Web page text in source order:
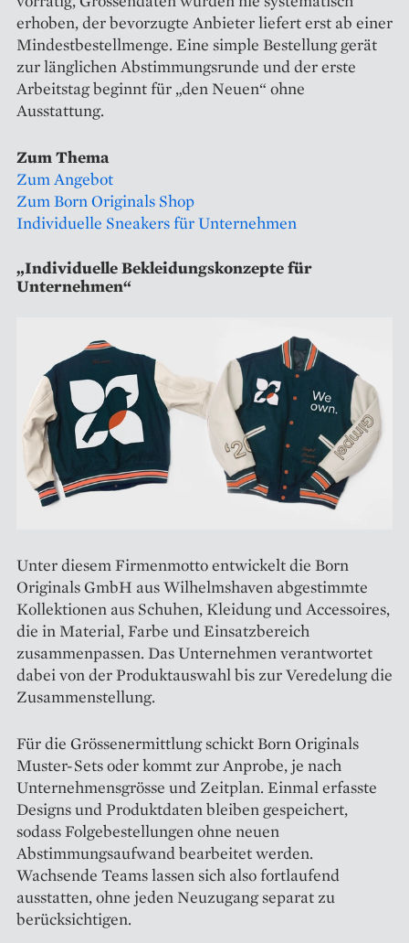
erhoben, der bevorzugte Anbieter liefert erst ab einer
Mindestbestellmenge. Eine simple Bestellung gerät
zur länglichen Abstimmungsrunde und der erste
Arbeitstag beginnt für „den Neuen“ ohne
Ausstattung.
Zum Thema
Zum Angebot
Zum Born Originals Shop
Individuelle Sneakers für Unternehmen
„Individuelle Bekleidungskonzepte für
Unternehmen“
Unter diesem Firmenmotto entwickelt die Born
Originals GmbH aus Wilhelmshaven abgestimmte
Kollektionen aus Schuhen, Kleidung und Accessoires,
die in Material, Farbe und Einsatzbereich
zusammenpassen. Das Unternehmen verantwortet
dabei von der Produktauswahl bis zur Veredelung die
Zusammenstellung.
Für die Grössenermittlung schickt Born Originals
Muster-Sets oder kommt zur Anprobe, je nach
Unternehmensgrösse und Zeitplan. Einmal erfasste
Designs und Produktdaten bleiben gespeichert,
sodass Folgebestellungen ohne neuen
Abstimmungsaufwand bearbeitet werden.
Wachsende Teams lassen sich also fortlaufend
ausstatten, ohne jeden Neuzugang separat zu
berücksichtigen.